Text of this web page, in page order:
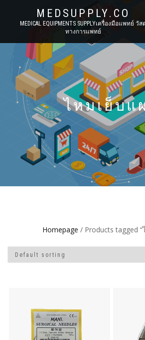
MEDSUPPLY.CO
MEDICAL EQUIPMENTS SUPPLYเครื่องมือแพทย์ วัส
ทางการแพทย์
ไหมเย็บแ
Homepage / Products tagged “